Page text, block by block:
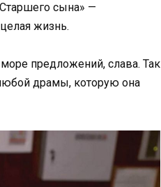
сына» —
жизнь.
предложений, слава. Так
драмы, которую она